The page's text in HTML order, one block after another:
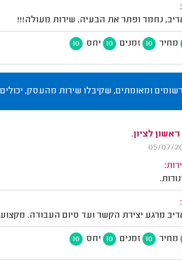
נחמד ופתר את הבעיה. שירות מעולה!!!
מחיר 10 זמנים 10 יחס 10
ומאומתים, שקיבלו שירות מהעסק,
לציון.
מרגע יצירת הקשר ועד סיום העבודה.
מחיר 10 זמנים 10 יחס 10